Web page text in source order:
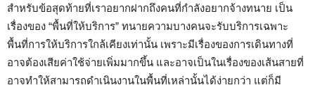
สำหรับข้อสุดท้ายที่เราอยากฝากถึงคนที่กำลังอยากจ้างทนาย เป็น
เรื่องของ “พื้นที่ให้บริการ” ทนายความบางคนจะรับบริการเฉพาะ
พื้นที่การให้บริการใกล้เคียงเท่านั้น เพราะมีเรื่องของการเดินทางที่
อาจต้องเสียค่าใช้จ่ายเพิ่มมากขึ้น และอาจเป็นในเรื่องของเส้นสายที่
อาจทำให้สามารถดำเนินงานในพื้นที่เหล่านั้นได้ง่ายกว่า แต่ก็มี